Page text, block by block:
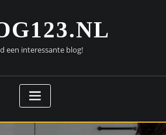
een interessante blog!